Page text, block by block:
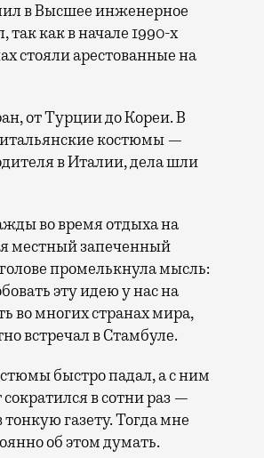
как в начале 1990-х
стояли арестованные на
от Турции до Кореи. В
костюмы —
в Италии, дела шли
во время отдыха на
местный запеченный
промелькнула мысль:
эту идею у нас на
во многих странах мира,
встречал в Стамбуле.
быстро падал, а с ним
в сотни раз —
газету. Тогда мне
об этом думать.